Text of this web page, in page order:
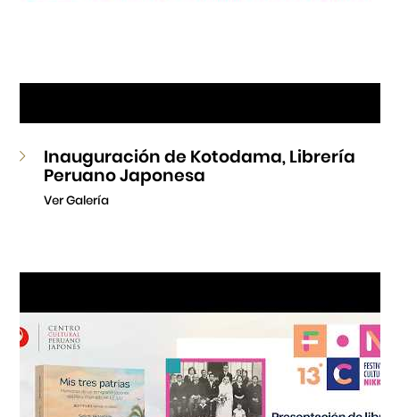
Inauguración de Kotodama, Librería
Peruano Japonesa
Ver Galería